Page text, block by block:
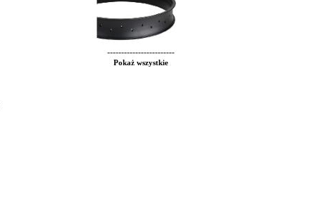
------------------------
Pokaż wszystkie